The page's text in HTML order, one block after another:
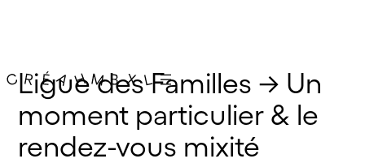
Ligue des Familles → Un
moment particulier & le
rendez-vous mixité